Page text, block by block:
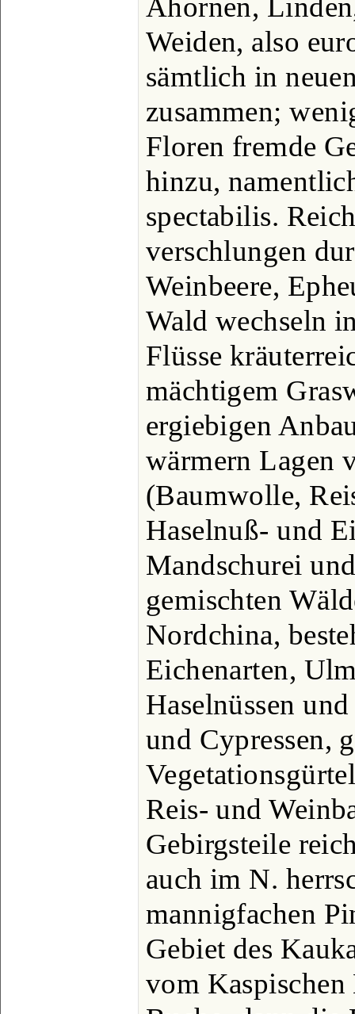
Weiden, also
sämtlich in
zusammen;
Floren fremde
hinzu,
spectabilis.
verschlungen
Weinbeere,
Wald wechseln
Flüsse
mächtigem
ergiebigen
wärmern Lagen
(Baumwolle,
Haselnuß- und
Mandschurei
gemischten
Nordchina,
Eichenarten,
Haselnüssen
und Cypressen,
Reis- und
Gebirgsteile
auch im N.
mannigfachen
Gebiet des
vom